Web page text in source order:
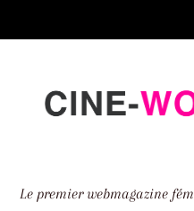
down
Le premier webmagazine